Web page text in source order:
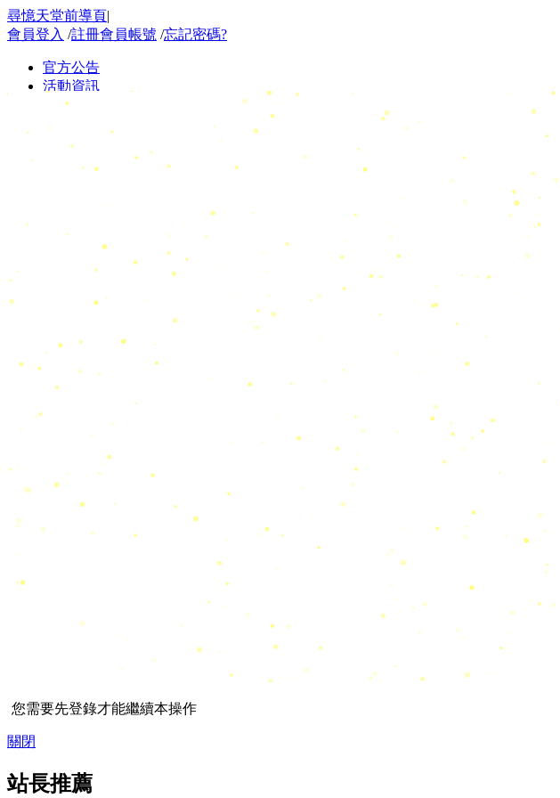
尋憶天堂前導頁|
會員登入 /註冊會員帳號 /忘記密碼?
您需要先登錄才能繼續本操作
關閉
站長推薦